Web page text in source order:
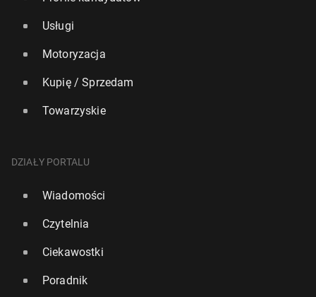
Usługi
Motoryzacja
Kupię / Sprzedam
Towarzyskie
DZIAŁY PORTALU
Wiadomości
Czytelnia
Ciekawostki
Poradnik